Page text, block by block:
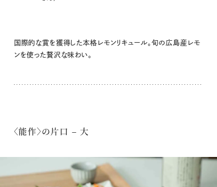
国際的な賞を獲得した本格レモンリキュール。旬の広島産レモ
ンを使った贅沢な味わい。
〈能作〉の片口 – 大